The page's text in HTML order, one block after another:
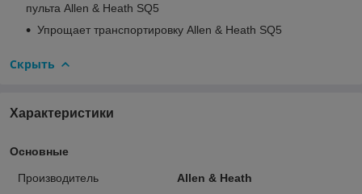
пульта Allen & Heath SQ5
Упрощает транспортировку Allen & Heath SQ5
Скрыть
Характеристики
Основные
Производитель
Allen & Heath